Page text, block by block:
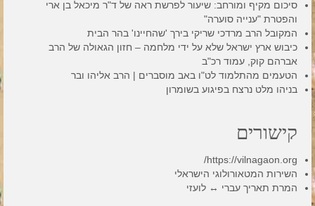
סיכום מקיף ומורחב: שיעור לפרשת ראה של ד"ר מיכאל בן ארי
והפטרת "ענייה סוערה"
המקובל הרב מרדכי שריקי בירך 'שהחיינו' בהר הבית
כיבוש ארץ ישראל שלא על ידי מלחמה – חזון הגאולה של הרב
אברהם קוק, עמוד רכ"ב
הטעמים מהתלמוד לט"ו באב מוסברים | הרב אליהו ובר
בניהו מלט נרצח בפיגוע בשומרון
קישורים
https://vilnagaon.org/
השירות המטאורולוגי הישראלי
המרת תאריך עברי ↔ לועזי